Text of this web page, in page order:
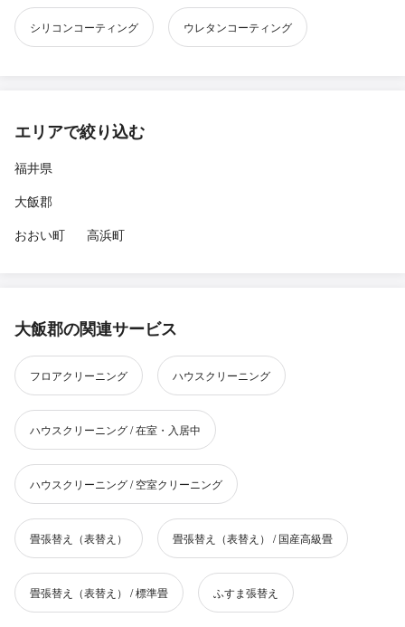
シリコンコーティング ウレタンコーティング
エリアで絞り込む
福井県
大飯郡
おおい町
高浜町
大飯郡の関連サービス
フロアクリーニング ハウスクリーニング
ハウスクリーニング / 在室・入居中
ハウスクリーニング / 空室クリーニング
畳張替え（表替え） 畳張替え（表替え） / 国産高級畳
畳張替え（表替え） / 標準畳 ふすま張替え